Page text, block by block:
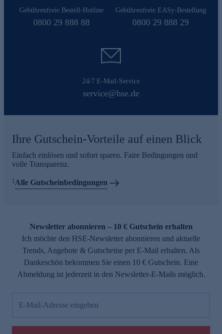
Gebührenfreie Bestell-Hotline
0800 29 888 88
Gebührenfreie EASy-Bestellung
0800 29 888 29
24/7 E-Mail-Service
service@hse.de
Ihre Gutschein-Vorteile auf einen Blick
Einfach einlösen und sofort sparen. Faire Bedingungen und
volle Transparenz.
1 Alle Gutscheinbedingungen
Newsletter abonnieren – 10 € Gutschein erhalten
Ich möchte den HSE-Newsletter abonnieren und aktuelle
Trends, Angebote & Gutscheine per E-Mail erhalten. Als
Dankeschön bekommen Sie einen 10 € Gutschein. Eine
Abmeldung ist jederzeit in den Newsletter-E-Mails möglich.
E-Mail-Adresse eingeben